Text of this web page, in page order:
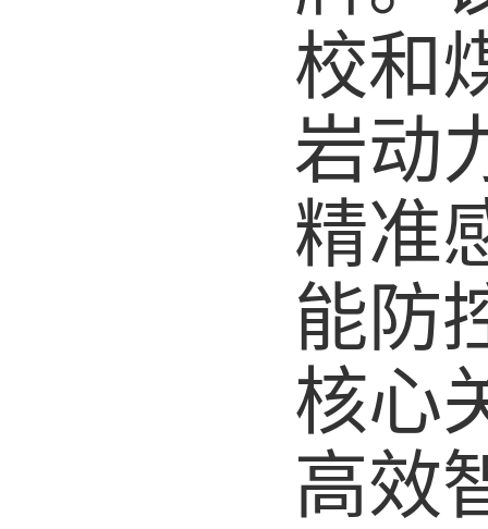
校和
岩动
精准
能防
核心
高效